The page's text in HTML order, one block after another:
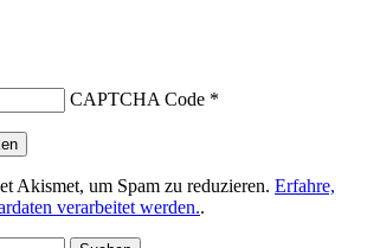
CAPTCHA Code *
Akismet, um Spam zu reduzieren. Erfahre,
verarbeitet werden..